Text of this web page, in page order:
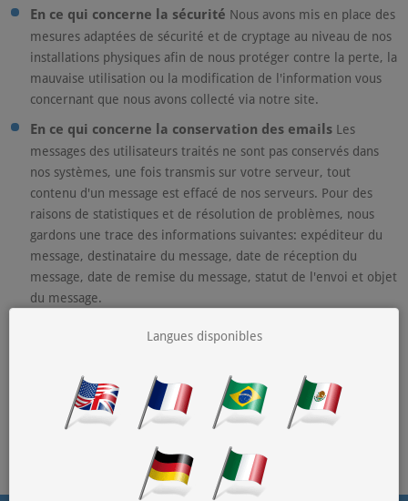
En ce qui concerne la sécurité Nous avons mis en place des
mesures adaptées de sécurité et de cryptage au niveau de nos
installations physiques afin de nous protéger contre la perte, la
mauvaise utilisation ou la modification de l'information vous
concernant que nous avons collecté via notre site.
En ce qui concerne la conservation des emails Les
messages des utilisateurs traités ne sont pas conservés dans
nos systèmes, une fois transmis sur votre serveur, tout
contenu d'un message est effacé de nos serveurs. Pour des
raisons de statistiques et de résolution de problèmes, nous
gardons une trace des informations suivantes: expéditeur du
message, destinataire du message, date de réception du
message, date de remise du message, statut de l'envoi et objet
du message.
disque pour révision/libération par l'utilisateur final, le
quarantaine expire. En cas de problèmes de réception au
niveau de votre serveur, nous conserverons les messages
jours le temps que celui-ci soit reçu.
Langues disponibles